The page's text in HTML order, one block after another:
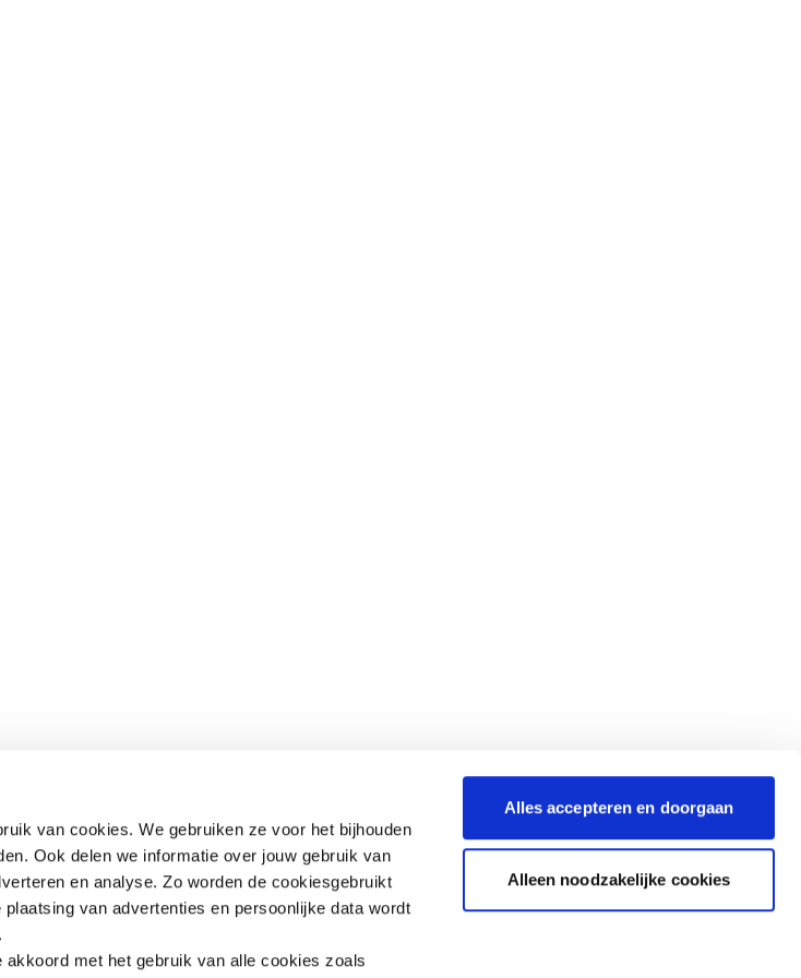
van cookies. We gebruiken ze voor het bijhouden
Ook delen we informatie over jouw gebruik van
en analyse. Zo worden de cookiesgebruikt
van advertenties en persoonlijke data wordt
akkoord met het gebruik van alle cookies zoals
Alles accepteren en doorgaan
Alleen noodzakelijke cookies